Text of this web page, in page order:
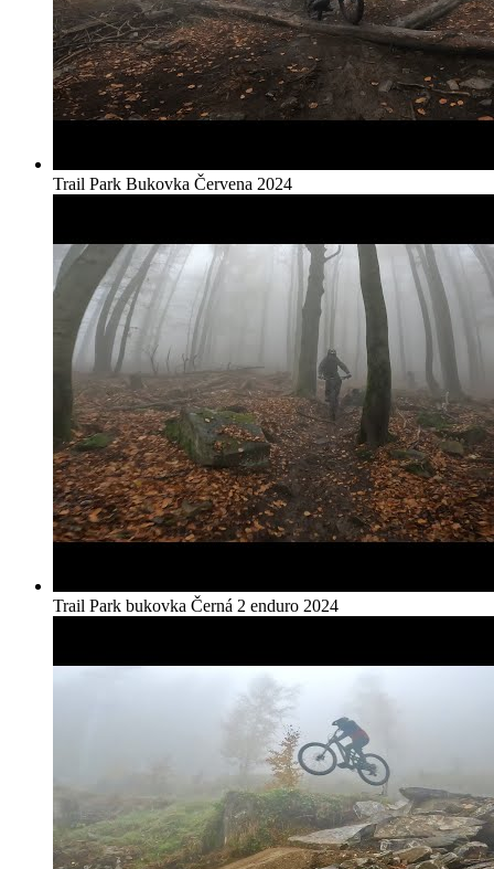
Trail Park Bukovka Červena 2024
Trail Park bukovka Černá 2 enduro 2024